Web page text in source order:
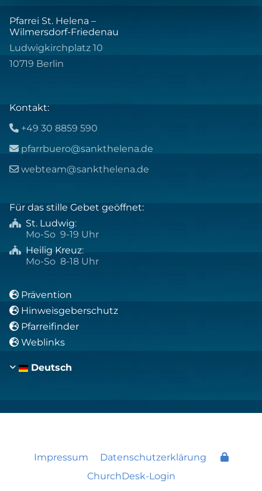
Pfarrei St. Helena –
Wilmersdorf-Friedenau
Ludwigkirchplatz 10
10719 Berlin
Kontakt:
 +49 30 8859 590
 pfarrbuero@sankthelena.de
 webteam@sankthelena.de
Für das stille Gebet geöffnet:
 St. Ludwig:
Mo-So 9-19 Uhr
 Heilig Kreuz:
Mo-So 8-18 Uhr
 Prävention
 Hinweisgeberschutz
 Pfarreifinder
 Weblinks
Deutsch
Impressum
Datenschutzerklärung
ChurchDesk-Login